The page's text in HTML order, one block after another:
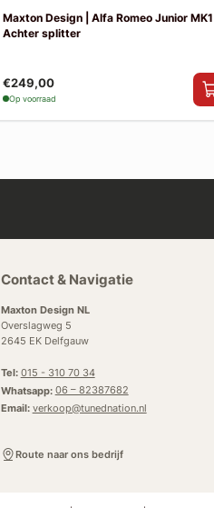
Maxton Design | Alfa Romeo Junior MK1 |
Achter splitter
€249,00
Op voorraad
Contact & Navigatie
Maxton Design NL
Overslagweg 5
2645 EK Delfgauw
Tel: 015 - 310 70 34
Whatsapp: 06 – 82387682
Email: verkoop@tunednation.nl
Route naar ons bedrijf